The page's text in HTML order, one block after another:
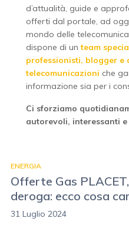
d’attualità, guide e
offerti dal portale, ad
mondo delle
dispone di unteam
professionisti, blogger e
telecomunicazioni che
informazione sia per i
Ci sforziamo
autorevoli, interessanti
ENERGIA
Offerte Gas
deroga: ecco cosa
31 Luglio 2024